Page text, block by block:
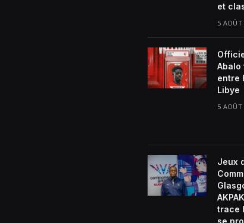
et
5 AOÛT
Abalo
entre
Libye
5 AOÛT
Jeux
trace